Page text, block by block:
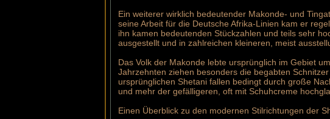
Ein weiterer wirklich bedeutender Makonde- und
seine Arbeit für die Deutsche Afrika-Linien kam er
ihn kamen bedeutenden Stückzahlen und teils sehr
ausgestellt und in zahlreichen kleineren, meist
Das Volk der Makonde lebte ursprünglich im Gebiet
Jahrzehnten ziehen besonders die begabten
ursprünglichen Shetani fallen bedingt durch große
und mehr der gefälligeren, oft mit Schuhcreme
Einen Überblick zu den modernen Stilrichtungen der